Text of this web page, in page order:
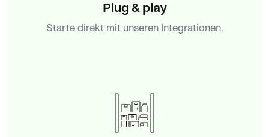
Plug & play
Starte direkt mit unseren Integrationen.